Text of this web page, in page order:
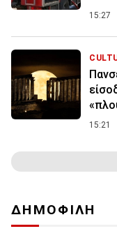
15:27
15:21
ΔΗΜΟΦΙΛΗ